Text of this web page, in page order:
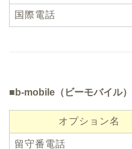
国際電話
■b-mobile（ビーモバイル）
オプション名
留守番電話